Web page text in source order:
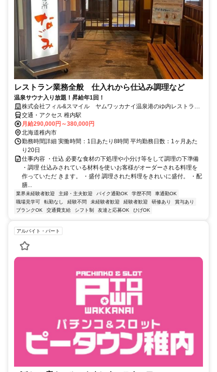
レストラン業務全般 仕入れから仕込み調理など
温泉サウナ入り放題！昇給年1回！
株式会社フィル&スマイル ヤムワッカナイ温泉港のゆ内レストラン
なごみ
交通・アクセス 稚内駅
月給290,000円～380,000円
北海道稚内市
勤務時間詳細 実働時間：1日あたり8時間 平均勤務日数：1ヶ月あた
り20日
仕事内容 ・仕込 必要な食材の下処理や小分け等をして調理の下準備
・調理 仕込みされている材料を使いお客様がオーダーされる料理を
作っていただ きます。 ・盛付 調理された料理をきれいに盛付。 ・配
膳...
業界未経験者歓迎 主婦・主夫歓迎 バイク通勤OK 学歴不問
車通勤OK
職場見学可
転勤なし 経験不問 未経験者歓迎 経験者歓迎 研修あり
賞与あり
ブランクOK
交通費支給 シフト制 友達と応募OK ひげOK
アルバイト・パート